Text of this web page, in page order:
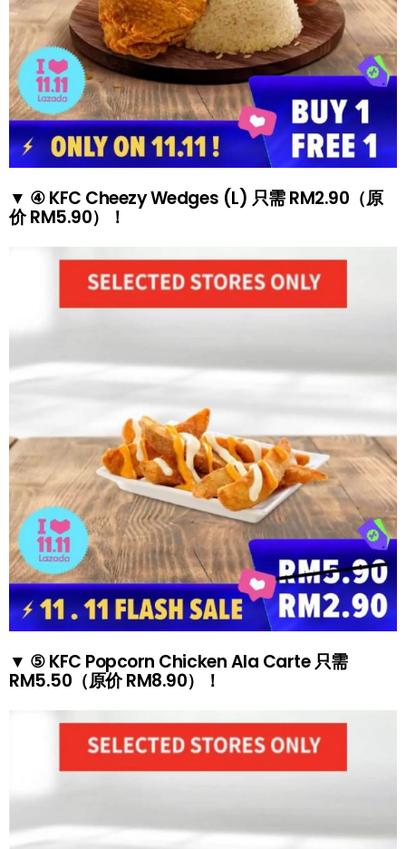
▼ ④ KFC Cheezy Wedges (L) 只需 RM2.90（原
价 RM5.90）！
▼ ⑤ KFC Popcorn Chicken Ala Carte 只需
RM5.50（原价 RM8.90）！